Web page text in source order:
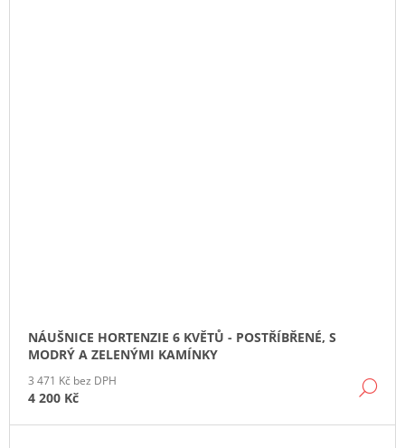
NÁUŠNICE HORTENZIE 6 KVĚTŮ - POSTŘÍBŘENÉ, S
MODRÝ A ZELENÝMI KAMÍNKY
3 471 Kč bez DPH
4 200 Kč